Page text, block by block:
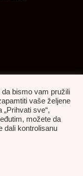
bismo vam pružili
vaše željene
sve“,
možete da
dali kontrolisanu